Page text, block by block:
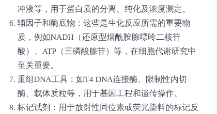
冲液等，用于蛋白质的分离、纯化及浓度测定。
辅因子和酶底物 ：这些是生化反应所需的重要物
质，例如NADH（还原型烟酰胺腺嘌呤二核苷
酸）、ATP（三磷酸腺苷）等，在细胞代谢研究中
至关重要。
重组DNA工具：如T4 DNA连接酶、限制性内切
酶、载体质粒等，用于基因工程和遗传操作。
标记试剂 ：用于放射性同位素或荧光染料的标记反